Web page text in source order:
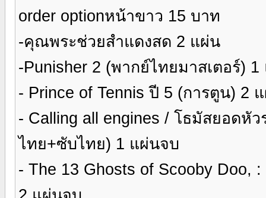
order optionหน้าขาว 15 บาท
-คุณพระช่วยสำแดงสด 2 แผ่น
-Punisher 2 (พากย์ไทยมาสเตอร์)
- Prince of Tennis ปี 5 (การตูน) 2
- Calling all engines / โธมัสยอดหั
ไทย+ซับไทย) 1 แผ่นจบ
- The 13 Ghosts of Scooby Doo,